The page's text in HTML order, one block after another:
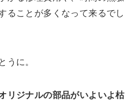
ることが多くなって来るでし
うに。
リジナルの部品がいよいよ枯